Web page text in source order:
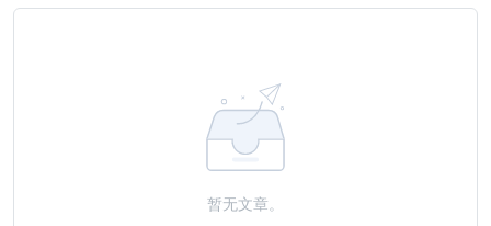
暂无文章。